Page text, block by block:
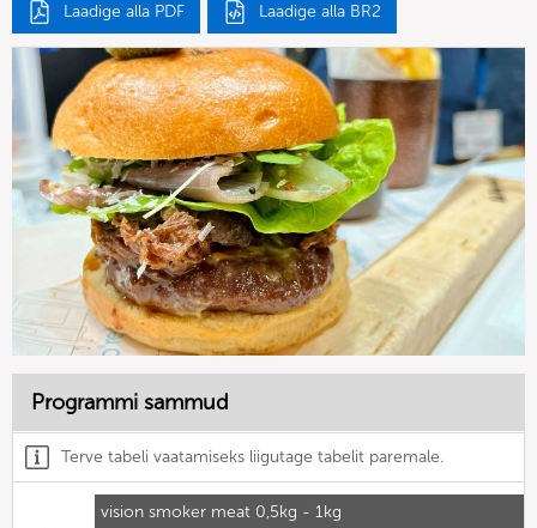
Laadige alla PDF Laadige alla BR2
Programmi sammud
Terve tabeli vaatamiseks liigutage tabelit paremale.
vision smoker meat 0,5kg - 1kg